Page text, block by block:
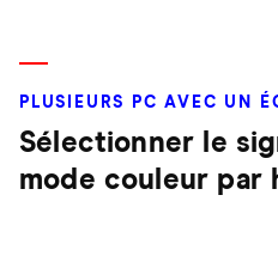
PLUSIEURS PC AVEC UN
Sélectionner le
mode couleur par